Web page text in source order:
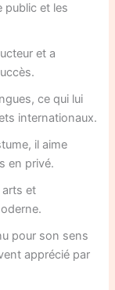
public et les
et a
ce qui lui
internationaux.
il aime
en privé.
arts et
pour son sens
apprécié par